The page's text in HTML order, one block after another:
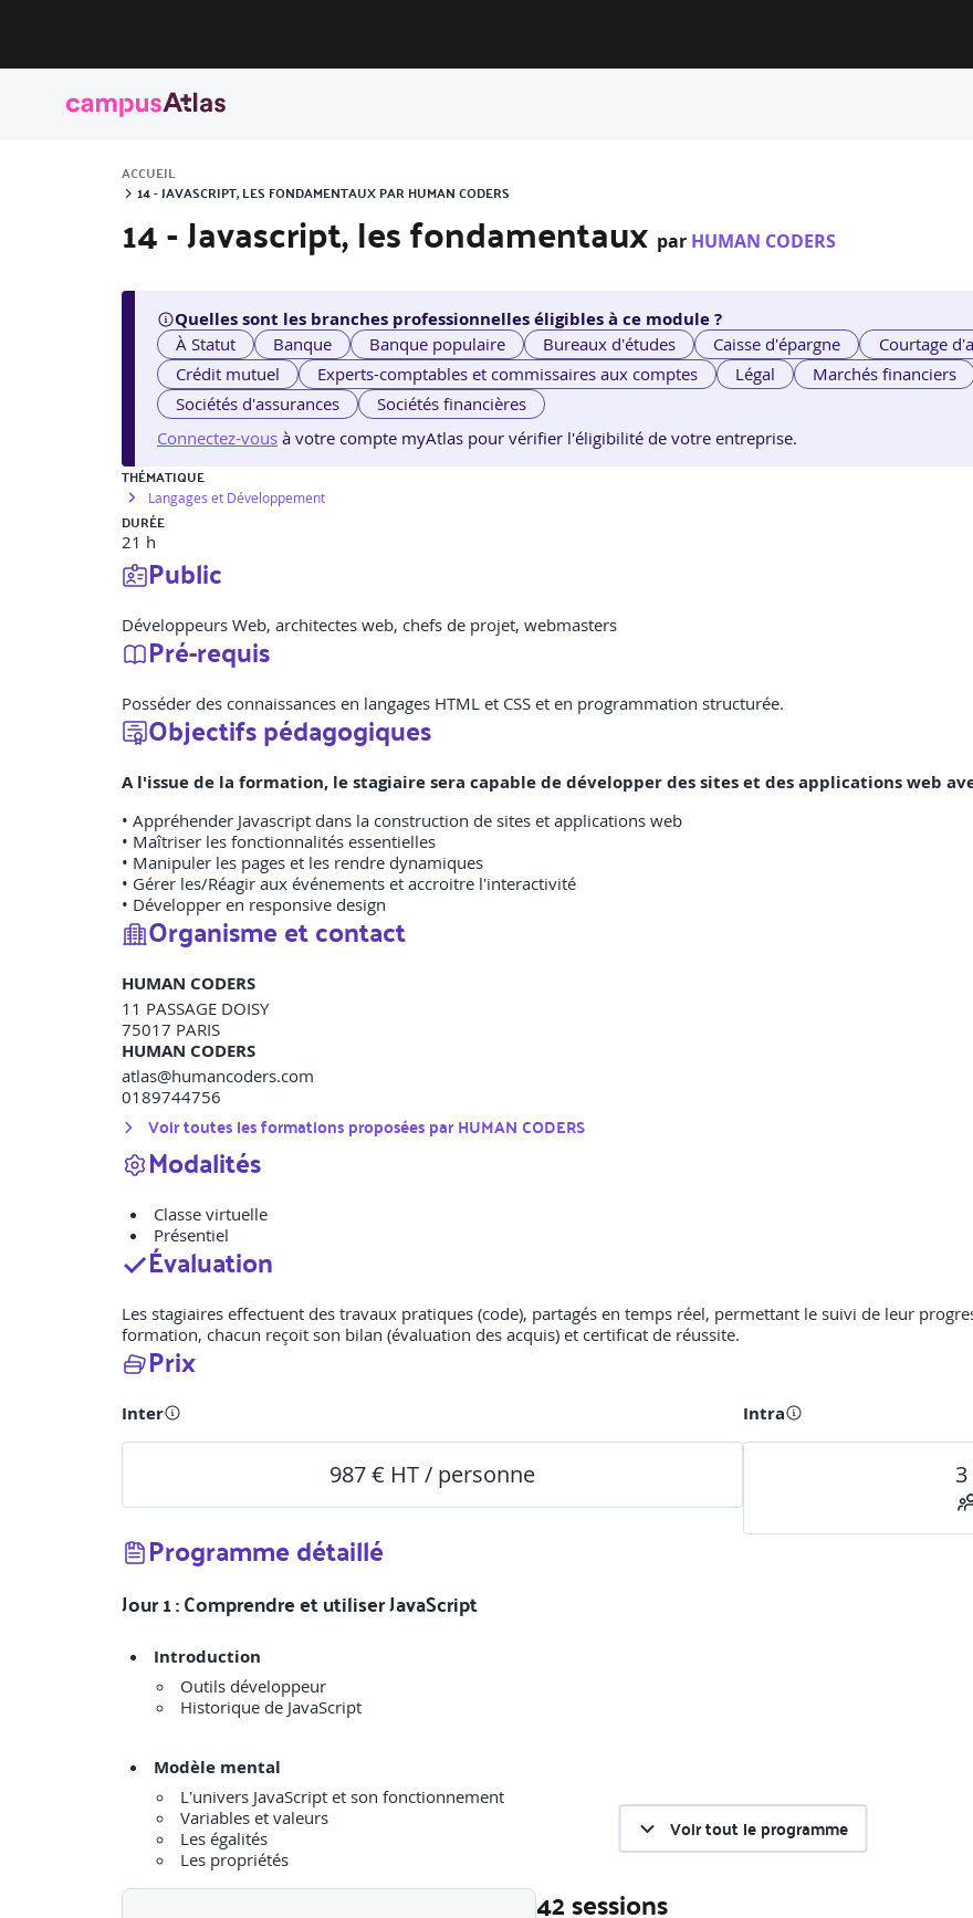
ACCUEIL
14 - JAVASCRIPT, LES FONDAMENTAUX PAR HUMAN CODERS
14 - Javascript, les fondamentaux par HUMAN CODERS
Quelles sont les branches professionnelles éligibles à ce module ?
À Statut Banque Banque populaire Bureaux d'études Caisse d'épargne
Courtage
Crédit mutuel
Experts-comptables et commissaires aux comptes Légal Marchés financiers
Sociétés d'assurances
Sociétés financières
Connectez-vous à votre compte myAtlas pour vérifier l'éligibilité de votre entreprise.
THÉMATIQUE
Langages et Développement
DURÉE
21 h
Public
Développeurs Web, architectes web, chefs de projet, webmasters
Pré-requis
Posséder des connaissances en langages HTML et CSS et en programmation structurée.
Objectifs pédagogiques
A l'issue de la formation, le stagiaire sera capable de développer des sites et des applications web
• Appréhender Javascript dans la construction de sites et applications web
• Maîtriser les fonctionnalités essentielles
• Manipuler les pages et les rendre dynamiques
• Gérer les/Réagir aux événements et accroitre l'interactivité
• Développer en responsive design
Organisme et contact
HUMAN CODERS
11 PASSAGE DOISY
75017 PARIS
HUMAN CODERS
atlas@humancoders.com
0189744756
Voir toutes les formations proposées parHUMAN CODERS
Modalités
Classe virtuelle
Présentiel
Évaluation
Les stagiaires effectuent des travaux pratiques (code), partagés en temps réel, permettant le suivi de leur
formation, chacun reçoit son bilan (évaluation des acquis) et certificat de réussite.
Prix
Inter
987 € HT / personne
Intra
Programme détaillé
Jour 1 : Comprendre et utiliser JavaScript
Introduction
Outils développeur
Historique de JavaScript
Modèle mental
L'univers JavaScript et son fonctionnement
Variables et valeurs
Les égalités
Les propriétés
Voir tout le programme
42 sessions